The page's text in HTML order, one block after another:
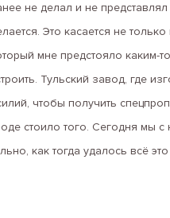
не делал и не представлял
Это касается не только
мне предстояло каким-
Тульский завод, где
чтобы получить
стоило того. Сегодня мы с
как тогда удалось всё это